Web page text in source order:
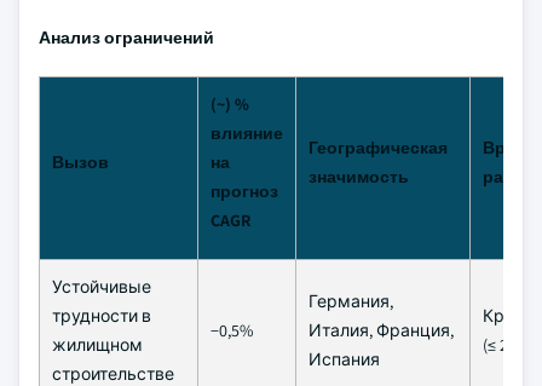
Анализ ограничений
Вызов
(~) %
влияние
на
прогноз
CAGR
Географическая
значимость
рамки
Устойчивые
трудности в
жилищном
строительстве
−0,5%
Германия,
Италия, Франция,
Испания
(≤ 2